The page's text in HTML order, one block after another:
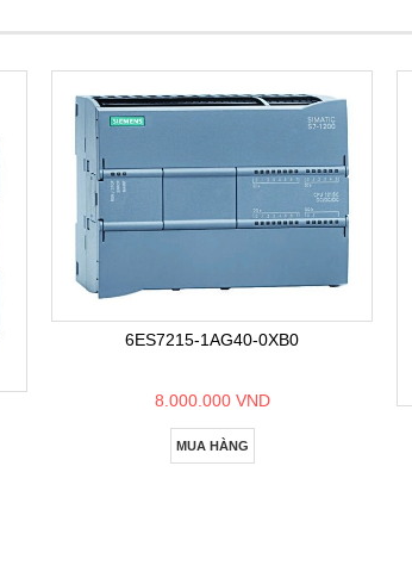
6ES7215-1AG40-0XB0
8.000.000 VND
MUA HÀNG